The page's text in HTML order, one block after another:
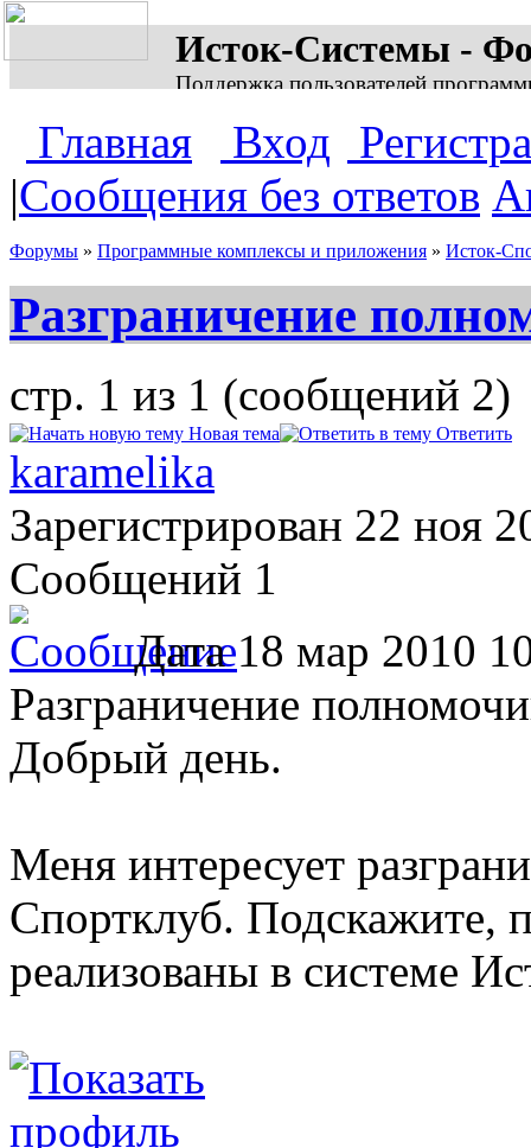
Исток-Системы -
Поддержка пользователей
Главная Вход
|Сообщения без ответов
Форумы » Программные комплексы и приложения » Исток-
Разграничение
стр. 1 из 1 (сообщений 2)
Новая тема Ответить
karamelika
Зарегистрирован 22 ноя
Сообщений 1
Дата18 мар 2010
Разграничение
Добрый день.
Меня интересует
Спортклуб. Подскажите,
реализованы в системе